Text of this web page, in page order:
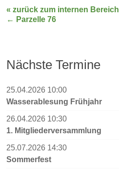
« zurück zum internen Bereich
← Parzelle 76
Nächste Termine
25.04.2026 10:00
Wasserablesung Frühjahr
26.04.2026 10:30
1. Mitgliederversammlung
25.07.2026 14:30
Sommerfest